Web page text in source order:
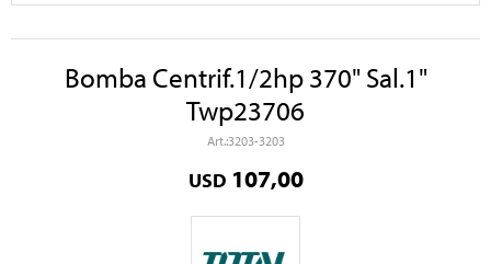
Bomba Centrif.1/2hp 370" Sal.1"
Twp23706
3203-3203
USD 107,00